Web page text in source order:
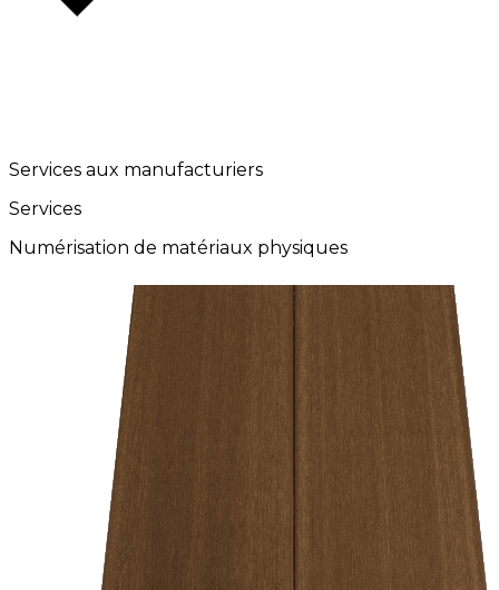
Services aux manufacturiers
Services
Numérisation de matériaux physiques